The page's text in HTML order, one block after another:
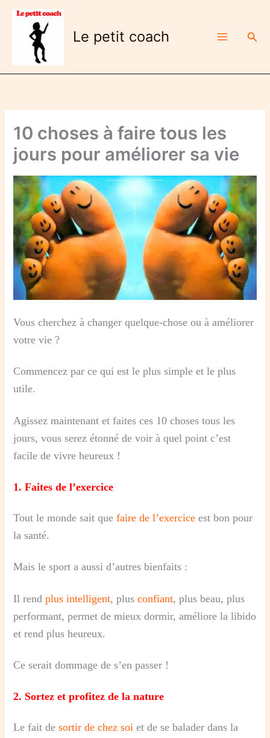
Aller
contenu
Le petit coach
10 choses à faire tous les
jours pour améliorer sa vie
Vous cherchez à changer quelque-chose ou à améliorer
votre vie ?
Commencez par ce qui est le plus simple et le plus
utile.
Agissez maintenant et faites ces 10 choses tous les
jours, vous serez étonné de voir à quel point c’est
facile de vivre heureux !
1.Faites de l’exercice
Tout le monde sait que faire de l’exerciceest bon pour
la santé.
Mais le sport a aussi d’autres bienfaits :
Il rendplus intelligent, plusconfiant, plus beau, plus
performant, permet de mieux dormir, améliore la libido
et rend plus heureux.
Ce serait dommage de s’en passer !
2. Sortez et profitez de la nature
Le fait desortir de chez soi et de se balader dans la